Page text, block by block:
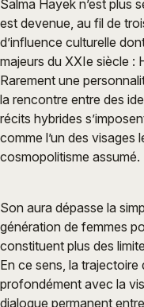
Salma Hayek n’est plus
est devenue, au fil de
d’influence culturelle
majeurs du XXIe siècle :
Rarement une
la rencontre entre des
récits hybrides
comme l’un des visages
cosmopolitisme assumé.
Son aura dépasse la
génération de femmes
constituent plus des
En ce sens, la
profondément avec la
dialogue permanent